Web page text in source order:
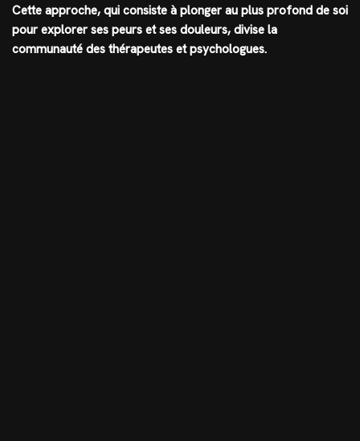
Cette approche, qui consiste à plonger au plus profond de soi
pour explorer ses peurs et ses douleurs, divise la
communauté des thérapeutes et psychologues.